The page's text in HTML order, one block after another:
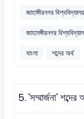
জাহাঙ্গীরনগর বিশ্ববিদ্যালয়
জাহানঙ্গীরনগর
বাংলা
শব্দের অর্থ
5.'সম্মার্জনা' শব্দের